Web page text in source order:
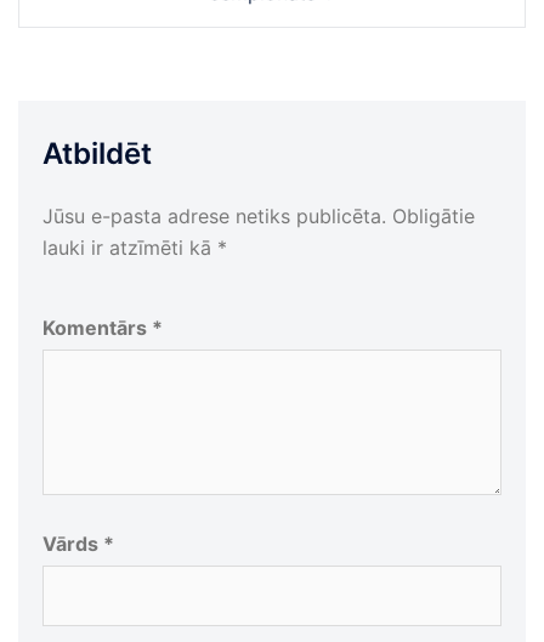
Atbildēt
Jūsu e-pasta adrese netiks publicēta. Obligātie
lauki ir atzīmēti kā *
Komentārs *
Vārds *